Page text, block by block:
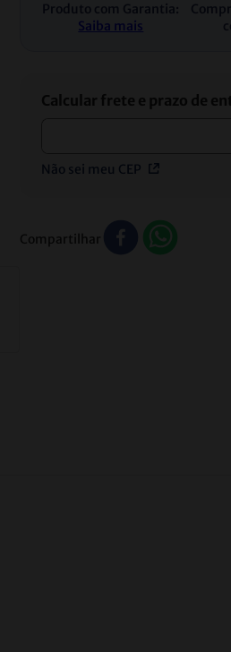
Produto com Garantia:
Saiba mais
Não sei meu CEP
Compartilhar